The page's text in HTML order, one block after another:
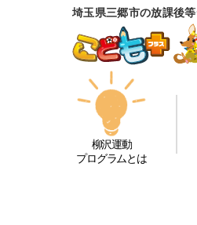
埼玉県三郷市の放課後
柳沢運動
プログラムとは